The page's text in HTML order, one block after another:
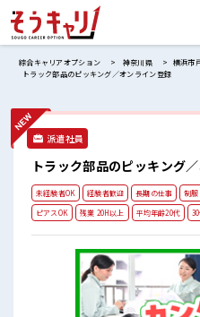
綜合キャリアオプション 神奈川県
横浜市
トラック部品のピッキング／オンライン登録
派遣社員
トラック部品のピッキング
未経験者OK 経験者歓迎 長期の仕事 制服
ピアスOK
残業 20H以上 平均年齢20代